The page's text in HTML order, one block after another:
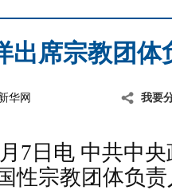
出席宗教团体
华网 我要
7日电 中共中
性宗教团体负